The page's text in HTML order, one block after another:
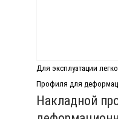
Для эксплуатации
Профиля для
Накладной